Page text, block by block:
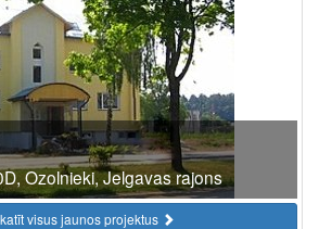
Ozolnieki, Jelgavas rajons
visus jaunos projektus